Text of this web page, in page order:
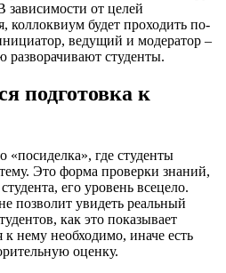
зависимости от целей
коллоквиум будет проходить по-
ведущий и модератор –
разворачивают студенты.
подготовка к
«посиделка», где студенты
Это форма проверки знаний,
его уровень всецело.
позволит увидеть реальный
как это показывает
нему необходимо, иначе есть
оценку.